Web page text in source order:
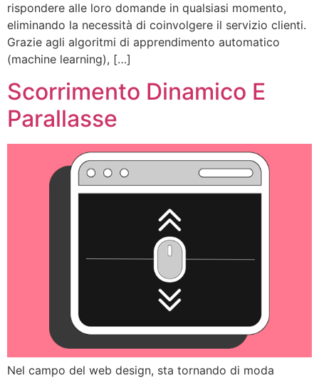
rispondere alle loro domande in qualsiasi momento,
eliminando la necessità di coinvolgere il servizio clienti.
Grazie agli algoritmi di apprendimento automatico
(machine learning), […]
Scorrimento Dinamico E
Parallasse
Nel campo del web design, sta tornando di moda